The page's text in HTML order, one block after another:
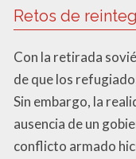
Retos de
Con la retirada
de que los
Sin embargo, la
ausencia de un
conflicto armado